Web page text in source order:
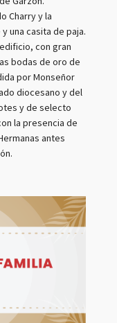
Charry y la
una casita de paja.
con gran
bodas de oro de
por Monseñor
diocesano y del
y de selecto
la presencia de
antes
Neiva